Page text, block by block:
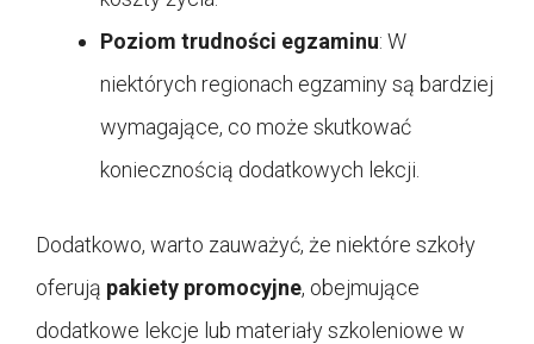
Poziom trudności egzaminu: W
niektórych regionach egzaminy są bardziej
wymagające, co może skutkować
koniecznością dodatkowych lekcji.
Dodatkowo, warto zauważyć, że niektóre szkoły
oferują pakiety promocyjne, obejmujące
dodatkowe lekcje lub materiały szkoleniowe w